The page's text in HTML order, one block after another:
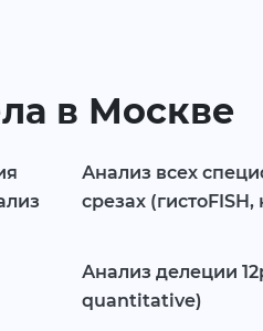
в Москве
Анализ всех
срезах (гистоFISH,
Анализ делеции
quantitative)